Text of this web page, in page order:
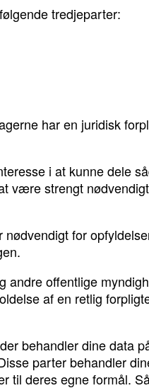
tredjeparter:
har en juridisk
i at kunne dele
være strengt
for
offentlige
af en retlig
behandler dine data
parter behandler
til deres egne formål.